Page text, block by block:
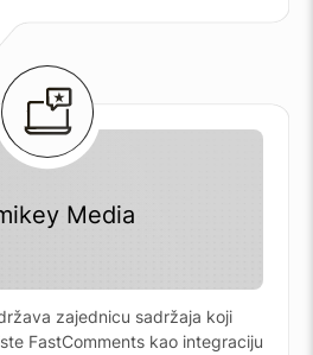
Media
zajednicu sadržaja koji
FastComments kao integraciju